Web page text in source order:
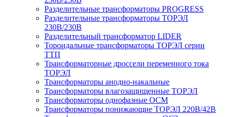
Разделительные трансформаторы PROGRESS
Разделительные трансформаторы ТОРЭЛ
230В/230В
Разделительный трансформатор LIDER
Тороидальные трансформаторы ТОРЭЛ серии
ТТП
Трансформаторные дроссели переменного тока
ТОРЭЛ
Трансформаторы анодно-накальные
Трансформаторы влагозащищенные ТОРЭЛ
Трансформаторы однофазные ОСМ
Трансформаторы понижающие ТОРЭЛ 220В/42В